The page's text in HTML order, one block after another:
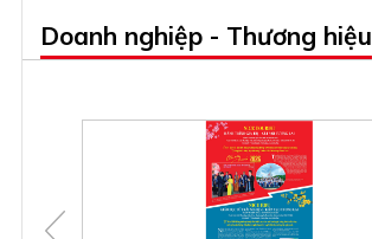
Doanh nghiệp - Thương hiệu